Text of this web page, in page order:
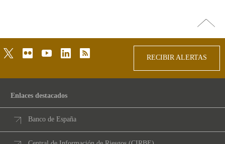
arriba
twitterflickr youtubelinkedinrss
RECIBIR ALERTAS
Enlaces destacados
Banco de España